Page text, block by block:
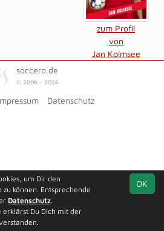
zum Profil
von
Jan Kolmsee
soccero.de
© 2006 - 2026
Datenschutz
OK
um Dir den
können. Entsprechende
Datenschutz.
erklärst Du Dich mit der